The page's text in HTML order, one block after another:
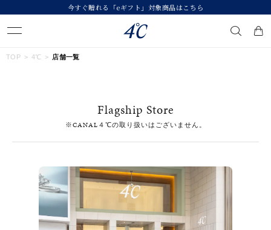
今すぐ贈れる「eギフト」対象商品はこちら
#ハーフエタニティリング
#エタニティ
#ダイヤモンド ネックレス
#eギフト
カテゴリー すべてのジュエリー
TOP 4℃ 店舗一覧
Flagship Store
※CANAL４℃の取り扱いはございません。